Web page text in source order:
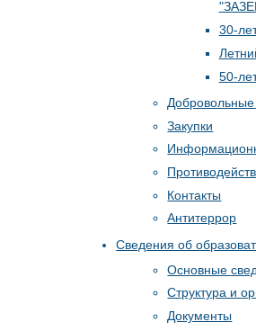
30-
50-
Закупки
Контакты
Антитеррор
Сведения об
Основные
Структура и
Документы